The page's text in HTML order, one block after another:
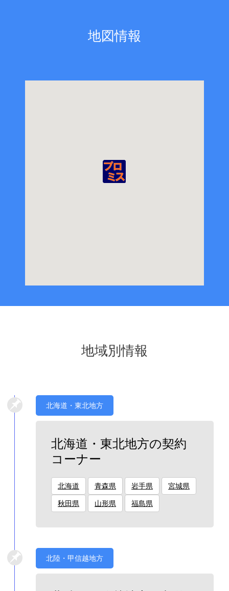
地図情報
地域別情報
北海道・東北地方
北海道・東北地方の契約
コーナー
北海道 青森県 岩手県 宮城県
秋田県 山形県 福島県
北陸・甲信越地方